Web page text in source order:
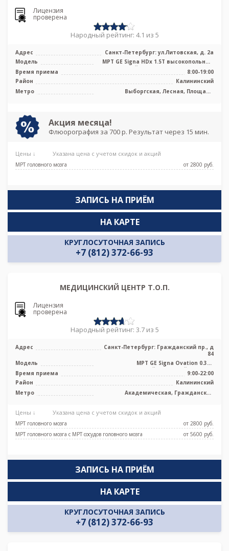
Лицензия
проверена
Народный рейтинг: 4.1 из 5
Адрес
Санкт-Петербург: ул.Литовская, д. 2а
Модель
МРТ GЕ Signa HDx 1.5Т высокопольный
закрытый тип, МРТ Philips Ingenia ...
Время приема
8:00-19:00
Район
Калининский
Метро
Выборгская, Лесная, Площадь
Акция месяца!
Флюорография за 700 р. Результат через 15 мин.
Цены ↓ Указана цена с учетом скидок и акций
МРТ головного мозга от 2800 pуб.
ЗАПИСЬ НА ПРИЁМ
КРУГЛОСУТОЧНАЯ ЗАПИСЬ
+7 (812) 372-66-93
НА КАРТЕ
МЕДИЦИНСКИЙ ЦЕНТР Т.О.П.
Лицензия
проверена
Народный рейтинг: 3.7 из 5
Адрес
Санкт-Петербург: Гражданский пр., д
84
Модель
МРТ GЕ Signa Ovation 0.35T
среднепольный открытый тип, УЗИ
Время приема
9:00-22:00
Район
Калининский
Метро
Академическая, Гражданский
Проспект Просвещения, Удельная
Цены ↓ Указана цена с учетом скидок и акций
МРТ головного мозга
от 2800 pуб.
МРТ головного мозга с МРТ сосудов головного мозга
от 5600 pуб.
ЗАПИСЬ НА ПРИЁМ
КРУГЛОСУТОЧНАЯ ЗАПИСЬ
+7 (812) 372-66-93
НА КАРТЕ